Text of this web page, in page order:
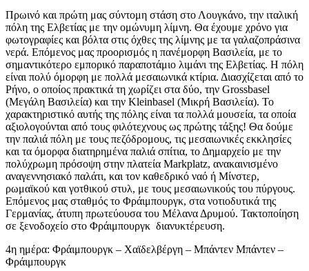
Πρωινό και πρώτη μας σύντομη στάση στο Λουγκάνο, την ιταλική
πόλη της Ελβετίας με την ομώνυμη λίμνη. Θα έχουμε χρόνο για
φωτογραφίες και βόλτα στις όχθες της λίμνης με τα γαλαζοπράσινα
νερά. Επόμενος μας προορισμός η πανέμορφη Βασιλεία, με το
σημαντικότερο εμπορικό παραποτάμιο λιμάνι της Ελβετίας. Η πόλη
είναι πολύ όμορφη με πολλά μεσαιωνικά κτίρια. Διασχίζεται από το
Ρήνο, ο οποίος πρακτικά τη χωρίζει στα δύο, την Grossbasel
(Μεγάλη Βασιλεία) και την Kleinbasel (Μικρή Βασιλεία). Το
χαρακτηριστικό αυτής της πόλης είναι τα πολλά μουσεία, τα οποία
αξιολογούνται από τους φιλότεχνους ως πρώτης τάξης! Θα δούμε
την παλιά πόλη με τους πεζόδρομους, τις μεσαιωνικές εκκλησίες
και τα όμορφα διατηρημένα παλιά σπίτια, το Δημαρχείο με την
πολύχρωμη πρόσοψη στην πλατεία Markplatz, ανακαινισμένο
αναγεννησιακό παλάτι, και τον καθεδρικό ναό ή Μίνστερ,
ρωμαϊκού και γοτθικού στυλ, με τους μεσαιωνικούς του πύργους.
Επόμενος μας σταθμός το Φράιμπουργκ, στα νοτιοδυτικά της
Γερμανίας, άτυπη πρωτεύουσα του Μέλανα Δρυμού. Τακτοποίηση
σε ξενοδοχείο στο Φράιμπουργκ διανυκτέρευση.
4η ημέρα: Φράιμπουργκ – Χαϊδελβέργη – Μπάντεν Μπάντεν –
Φράιμπουργκ